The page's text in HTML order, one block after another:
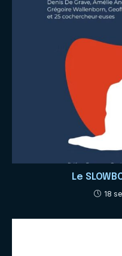
Le
18